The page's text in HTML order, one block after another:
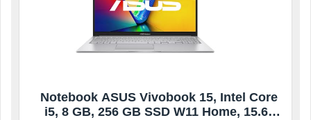
Notebook ASUS Vivobook 15, Intel Core
i5, 8 GB, 256 GB SSD W11 Home, 15.6”